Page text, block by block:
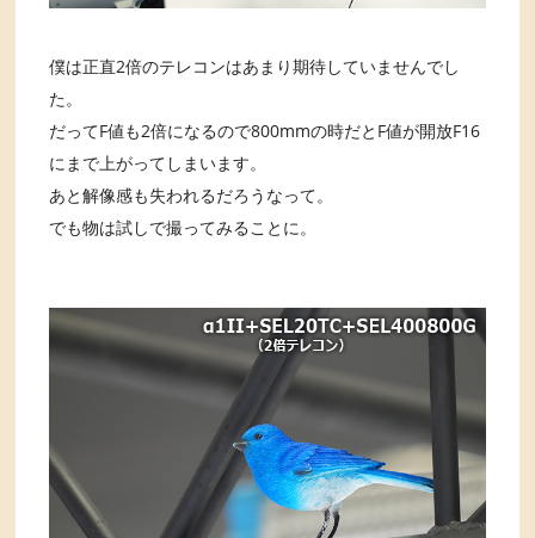
僕は正直2倍のテレコンはあまり期待していませんでし
た。
だってF値も2倍になるので800mmの時だとF値が開放F16
にまで上がってしまいます。
あと解像感も失われるだろうなって。
でも物は試しで撮ってみることに。